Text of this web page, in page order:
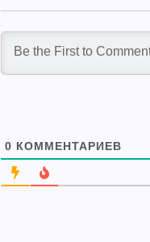
0 КОММЕНТАРИЕВ